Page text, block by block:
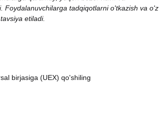
Foydalanuvchilarga tadqiqotlarni o'tkazish va o'z
etiladi.
birjasiga (UEX) qo'shiling